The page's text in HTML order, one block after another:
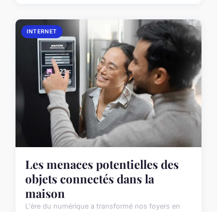
INTERNET
Les menaces potentielles des
objets connectés dans la
maison
L'ère du numérique a transformé nos foyers en